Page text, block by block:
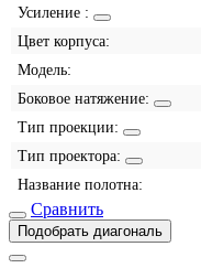
Усиление :
Цвет корпуса:
Модель:
Боковое натяжение:
Тип проекции:
Тип проектора:
Название полотна:
Сравнить
Подобрать диагональ